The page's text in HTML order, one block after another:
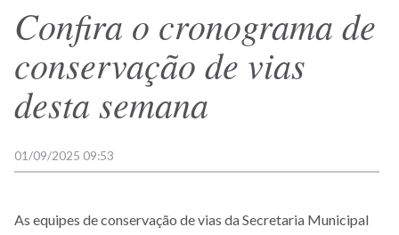
Confira o cronograma de
conservação de vias
desta semana
01/09/2025 09:53
As equipes de conservação de vias da Secretaria Municipal